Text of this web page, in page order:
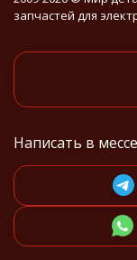
запчастей для
Написать в